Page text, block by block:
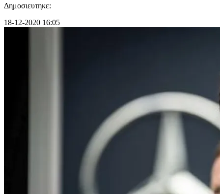
Δημοσιευτηκε:
18-12-2020 16:05